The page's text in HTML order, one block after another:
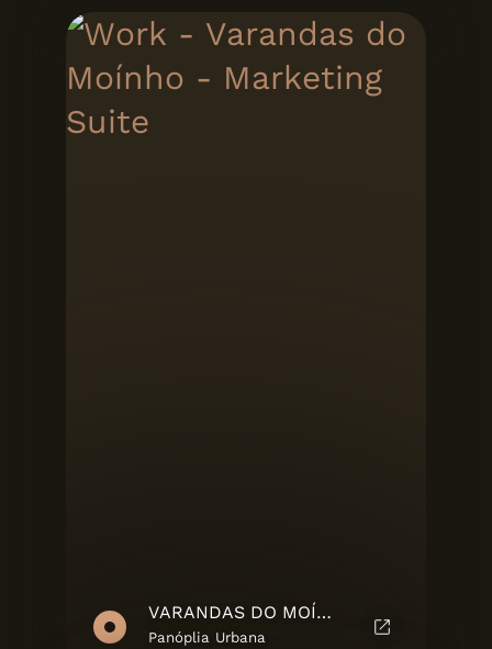
VARANDAS DO MOÍNHO - MARKETING SUITE
Panóplia Urbana